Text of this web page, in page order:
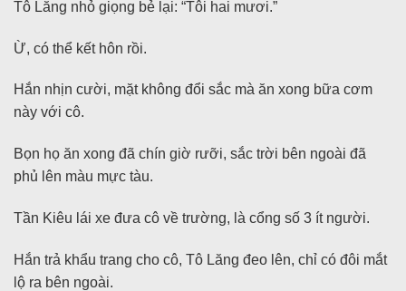
Tô Lăng nhỏ giọng bẻ lại: “Tôi hai mươi.”
Ừ, có thể kết hôn rồi.
Hắn nhịn cười, mặt không đổi sắc mà ăn xong bữa cơm
này với cô.
Bọn họ ăn xong đã chín giờ rưỡi, sắc trời bên ngoài đã
phủ lên màu mực tàu.
Tần Kiêu lái xe đưa cô về trường, là cổng số 3 ít người.
Hắn trả khẩu trang cho cô, Tô Lăng đeo lên, chỉ có đôi mắt
lộ ra bên ngoài.